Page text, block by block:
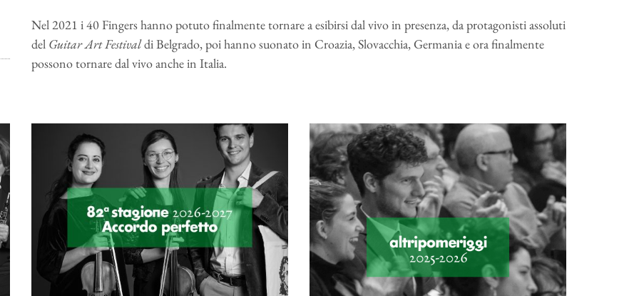
Nel 2021 i 40 Fingers hanno potuto finalmente tornare a esibirsi dal vivo in presenza, da protagonisti assoluti
del Guitar Art Festivaldi Belgrado, poi hanno suonato in Croazia, Slovacchia, Germania e ora finalmente
possono tornare dal vivo anche in Italia.